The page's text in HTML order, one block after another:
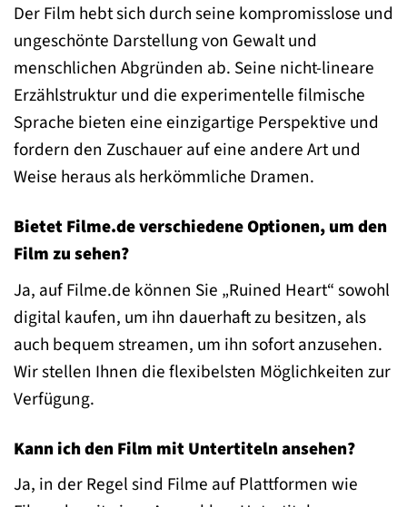
Der Film hebt sich durch seine kompromisslose und
ungeschönte Darstellung von Gewalt und
menschlichen Abgründen ab. Seine nicht-lineare
Erzählstruktur und die experimentelle filmische
Sprache bieten eine einzigartige Perspektive und
fordern den Zuschauer auf eine andere Art und
Weise heraus als herkömmliche Dramen.
Bietet Filme.de verschiedene Optionen, um den
Film zu sehen?
Ja, auf Filme.de können Sie „Ruined Heart“ sowohl
digital kaufen, um ihn dauerhaft zu besitzen, als
auch bequem streamen, um ihn sofort anzusehen.
Wir stellen Ihnen die flexibelsten Möglichkeiten zur
Verfügung.
Kann ich den Film mit Untertiteln ansehen?
Ja, in der Regel sind Filme auf Plattformen wie